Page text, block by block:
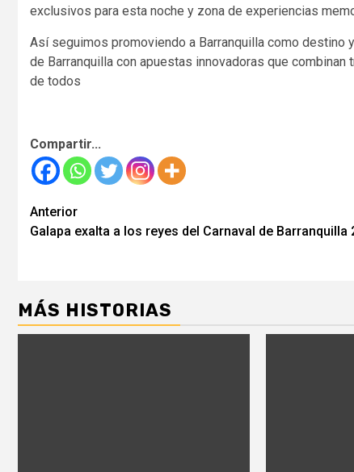
exclusivos para esta noche y zona de experiencias
Así seguimos promoviendo a Barranquilla como destino
de Barranquilla con apuestas innovadoras que
de todos
Compartir...
Seguir
leyendo
Anterior
Galapa exalta a los reyes del Carnaval de Barranquilla
MÁS HISTORIAS